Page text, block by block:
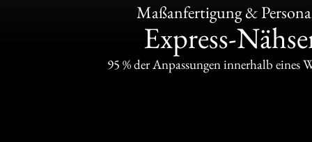
Maßanfertigung &
Express-
95 % der Anpassungen innerhalb eines